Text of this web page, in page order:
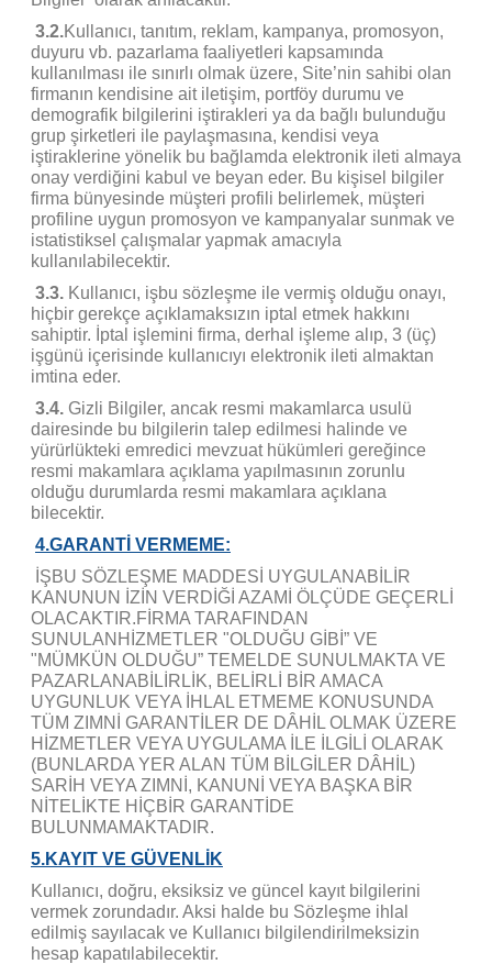
3.2.Kullanıcı, tanıtım, reklam, kampanya, promosyon,
duyuru vb. pazarlama faaliyetleri kapsamında
kullanılması ile sınırlı olmak üzere, Site’nin sahibi olan
firmanın kendisine ait iletişim, portföy durumu ve
demografik bilgilerini iştirakleri ya da bağlı bulunduğu
grup şirketleri ile paylaşmasına, kendisi veya
iştiraklerine yönelik bu bağlamda elektronik ileti almaya
onay verdiğini kabul ve beyan eder. Bu kişisel bilgiler
firma bünyesinde müşteri profili belirlemek, müşteri
profiline uygun promosyon ve kampanyalar sunmak ve
istatistiksel çalışmalar yapmak amacıyla
kullanılabilecektir.
3.3. Kullanıcı, işbu sözleşme ile vermiş olduğu onayı,
hiçbir gerekçe açıklamaksızın iptal etmek hakkını
sahiptir. İptal işlemini firma, derhal işleme alıp, 3 (üç)
işgünü içerisinde kullanıcıyı elektronik ileti almaktan
imtina eder.
3.4. Gizli Bilgiler, ancak resmi makamlarca usulü
dairesinde bu bilgilerin talep edilmesi halinde ve
yürürlükteki emredici mevzuat hükümleri gereğince
resmi makamlara açıklama yapılmasının zorunlu
olduğu durumlarda resmi makamlara açıklana
bilecektir.
4.GARANTİ VERMEME:
İŞBU SÖZLEŞME MADDESİ UYGULANABİLİR
KANUNUN İZİN VERDİĞİ AZAMİ ÖLÇÜDE GEÇERLİ
OLACAKTIR.FİRMA TARAFINDAN
SUNULANHİZMETLER "OLDUĞU GİBİ” VE
"MÜMKÜN OLDUĞU” TEMELDE SUNULMAKTA VE
PAZARLANABİLİRLİK, BELİRLİ BİR AMACA
UYGUNLUK VEYA İHLAL ETMEME KONUSUNDA
TÜM ZIMNİ GARANTİLER DE DÂHİL OLMAK ÜZERE
HİZMETLER VEYA UYGULAMA İLE İLGİLİ OLARAK
(BUNLARDA YER ALAN TÜM BİLGİLER DÂHİL)
SARİH VEYA ZIMNİ, KANUNİ VEYA BAŞKA BİR
NİTELİKTE HİÇBİR GARANTİDE
BULUNMAMAKTADIR.
5.KAYIT VE GÜVENLİK
Kullanıcı, doğru, eksiksiz ve güncel kayıt bilgilerini
vermek zorundadır. Aksi halde bu Sözleşme ihlal
edilmiş sayılacak ve Kullanıcı bilgilendirilmeksizin
hesap kapatılabilecektir.